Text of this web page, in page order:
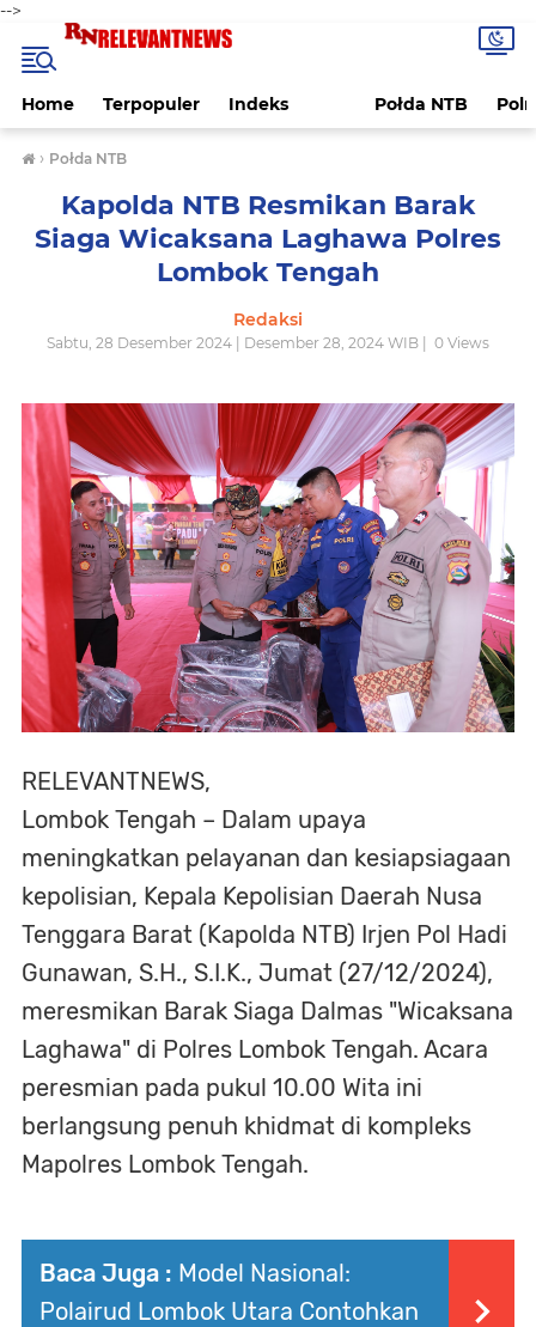
-->
Home Terpopuler Indeks Połda NTB
› Połda NTB
Kapolda NTB Resmikan Barak
Siaga Wicaksana Laghawa Polres
Lombok Tengah
Redaksi
Sabtu, 28 Desember 2024 | Desember 28, 2024 WIB | 0 Views
RELEVANTNEWS,
Lombok Tengah – Dalam upaya
meningkatkan pelayanan dan kesiapsiagaan
kepolisian, Kepala Kepolisian Daerah Nusa
Tenggara Barat (Kapolda NTB) Irjen Pol Hadi
Gunawan, S.H., S.I.K., Jumat (27/12/2024),
meresmikan Barak Siaga Dalmas "Wicaksana
Laghawa" di Polres Lombok Tengah. Acara
peresmian pada pukul 10.00 Wita ini
berlangsung penuh khidmat di kompleks
Mapolres Lombok Tengah.
Baca Juga : Model Nasional:
Polairud Lombok Utara Contohkan